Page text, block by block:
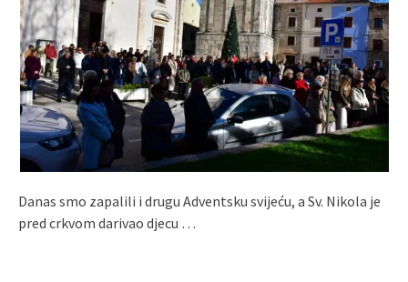
Danas smo zapalili i drugu Adventsku svijeću, a Sv. Nikola je
pred crkvom darivao djecu …